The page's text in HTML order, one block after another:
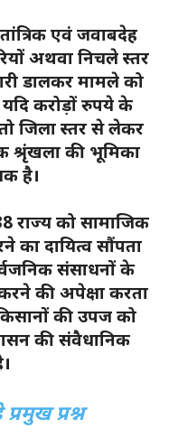
एवं जवाबदेह
अथवा निचले स्तर
डालकर मामले को
करोड़ों रुपये के
जिला स्तर से लेकर
श्रृंखला की भूमिका
है।
राज्य को सामाजिक
का दायित्व सौंपता
संसाधनों के
की अपेक्षा करता
की उपज को
की संवैधानिक
प्रश्न